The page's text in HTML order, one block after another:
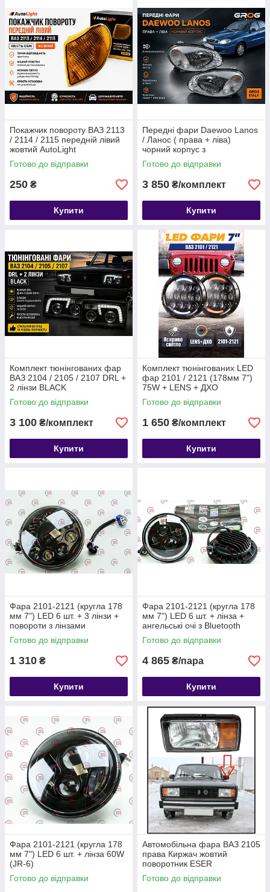
Покажчик повороту ВАЗ 2113
/ 2114 / 2115 передній лівий
жовтий AutoLight
Готово до відправки
250 ₴
Купити
Передні фари Daewoo Lanos
/ Ланос ( права + ліва)
чорний корпус з
електрокоректором GROG
Італія
Готово до відправки
3 850 ₴/комплект
Купити
Комплект тюнінгованих фар
ВАЗ 2104 / 2105 / 2107 DRL +
2 лінзи BLACK
Готово до відправки
3 100 ₴/комплект
Купити
Комплект тюнінгованих LED
фар 2101 / 2121 (178мм 7")
75W + LENS + ДХО
Готово до відправки
1 650 ₴/комплект
Купити
Фара 2101-2121 (кругла 178
мм 7") LED 6 шт. + 3 лінзи +
повороти з лінзами
Готово до відправки
1 310 ₴
Купити
Фара 2101-2121 (кругла 178
мм 7") LED 6 шт. + лінза +
ангельські очі з Bluetooth
Готово до відправки
4 865 ₴/пара
Купити
Фара 2101-2121 (кругла 178
мм 7") LED 6 шт. + лінза 60W
(JR-6)
Готово до відправки
Автомобільна фара ВАЗ 2105
права Киржач жовтий
поворотник ESER
Готово до відправки